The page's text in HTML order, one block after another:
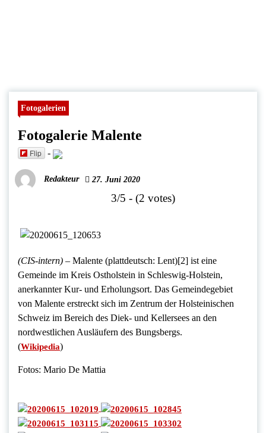
Fotogalerien
Fotogalerie Malente
Flip -
Redakteur 27. Juni 2020
3/5 - (2 votes)
(CIS-intern) – Malente (plattdeutsch: Lent)[2] ist eine
Gemeinde im Kreis Ostholstein in Schleswig-Holstein,
anerkannter Kur- und Erholungsort. Das Gemeindegebiet
von Malente erstreckt sich im Zentrum der Holsteinischen
Schweiz im Bereich des Diek- und Kellersees an den
nordwestlichen Ausläufern des Bungsbergs.
(Wikipedia)
Fotos: Mario De Mattia